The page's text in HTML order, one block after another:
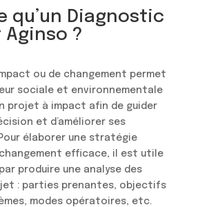
qu’un Diagnostic
Aginso ?
ou de changement permet
sociale et environnementale
projet à impact afin de guider
et d’améliorer ses
élaborer une stratégie
changement efficace, il est utile
produire une analyse des
: parties prenantes, objectifs
modes opératoires, etc.